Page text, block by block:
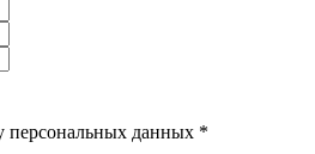
персональных данных *